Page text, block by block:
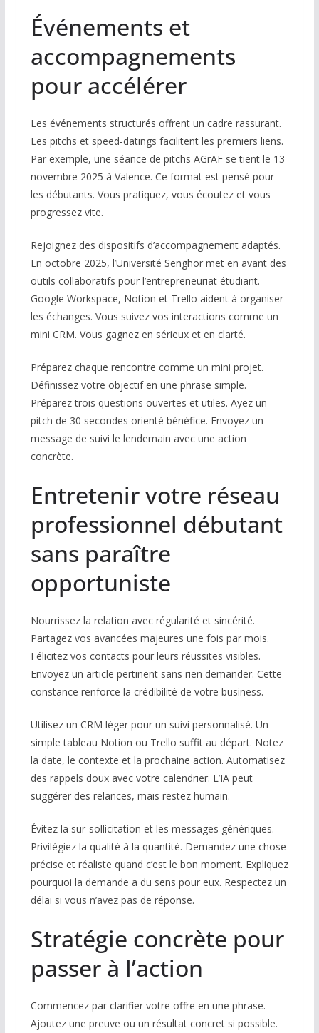
Événements et
accompagnements
pour accélérer
Les événements structurés offrent un cadre rassurant.
Les pitchs et speed-datings facilitent les premiers liens.
Par exemple, une séance de pitchs AGrAF se tient le 13
novembre 2025 à Valence. Ce format est pensé pour
les débutants. Vous pratiquez, vous écoutez et vous
progressez vite.
Rejoignez des dispositifs d’accompagnement adaptés.
En octobre 2025, l’Université Senghor met en avant des
outils collaboratifs pour l’entrepreneuriat étudiant.
Google Workspace, Notion et Trello aident à organiser
les échanges. Vous suivez vos interactions comme un
mini CRM. Vous gagnez en sérieux et en clarté.
Préparez chaque rencontre comme un mini projet.
Définissez votre objectif en une phrase simple.
Préparez trois questions ouvertes et utiles. Ayez un
pitch de 30 secondes orienté bénéfice. Envoyez un
message de suivi le lendemain avec une action
concrète.
Entretenir votre réseau
professionnel débutant
sans paraître
opportuniste
Nourrissez la relation avec régularité et sincérité.
Partagez vos avancées majeures une fois par mois.
Félicitez vos contacts pour leurs réussites visibles.
Envoyez un article pertinent sans rien demander. Cette
constance renforce la crédibilité de votre business.
Utilisez un CRM léger pour un suivi personnalisé. Un
simple tableau Notion ou Trello suffit au départ. Notez
la date, le contexte et la prochaine action. Automatisez
des rappels doux avec votre calendrier. L’IA peut
suggérer des relances, mais restez humain.
Évitez la sur-sollicitation et les messages génériques.
Privilégiez la qualité à la quantité. Demandez une chose
précise et réaliste quand c’est le bon moment. Expliquez
pourquoi la demande a du sens pour eux. Respectez un
délai si vous n’avez pas de réponse.
Stratégie concrète pour
passer à l’action
Commencez par clarifier votre offre en une phrase.
Ajoutez une preuve ou un résultat concret si possible.